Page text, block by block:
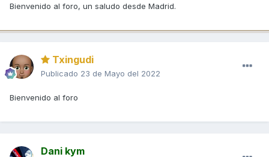
Bienvenido al foro, un saludo desde Madrid.
Txingudi
Publicado 23 de Mayo del 2022
Bienvenido al foro
Dani kym